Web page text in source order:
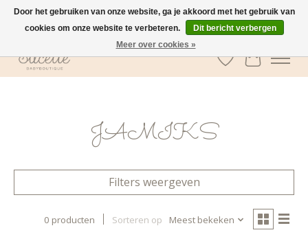
GRATIS verzending vanaf €100 in België
Verlanglijst
JAMIKS
Filters weergeven
0 producten Sorteren op Meest bekeken
Door het gebruiken van onze website, ga je akkoord met het gebruik van
cookies om onze website te verbeteren.
Dit bericht verbergen
Meer over cookies »